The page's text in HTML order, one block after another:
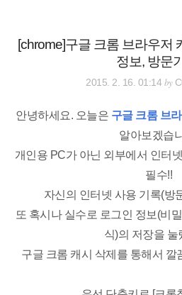
[chrome]구글 크롬 브라우저
정보, 방문
2015. 2. 16. 01:14 by
안녕하세요. 오늘은 구글 크롬 브
알아보겠습
개인용 PC가 아닌 외부에서 인터
필수!!
자신의 인터넷 사용 기록(방
또 혹시나 실수로 로그인 정보(비
식)의 저장을 눌
구글 크롬 캐시 삭제를 통해서 깔
태그 글쓰기